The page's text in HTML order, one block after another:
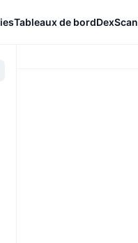
Tableaux de bordDexScan
h)